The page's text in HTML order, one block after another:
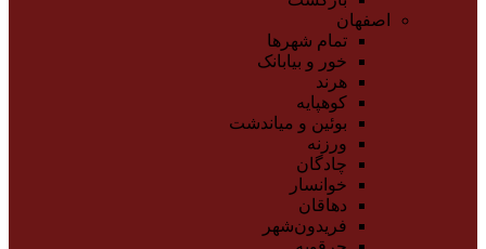
اصفهان
تمام شهر‌ها
خور و بیابانک
هرند
کوهپایه
بوئین و میاندشت
ورزنه
چادگان
خوانسار
دهاقان
فریدون‌شهر